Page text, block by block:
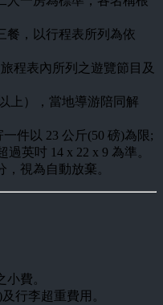
餐，以行程表所列為依
程表內所列之遊覽節目及
上），當地導游陪同解
件以 23 公斤(50 磅)為限;
英吋 14 x 22 x 9 為準。
視為自動放棄。
費。
行李超重費用。